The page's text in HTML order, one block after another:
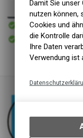
Sofort verfügbar
Versand
Sofort abholbar
Abholung NaturNah
Damit Sie
nutzen können,
Cookies und
die Kontrolle
Ihre Daten
Verwendung ist